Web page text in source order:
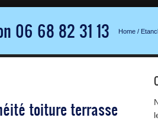
06 68 82 31 13 Home /
toiture terrasse